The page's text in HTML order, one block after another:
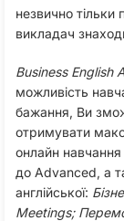
незвично
викладач
Business English
можливість
бажання, Ви
отримувати
онлайн навчання
до Advanced, а
англійської:
Meetings;